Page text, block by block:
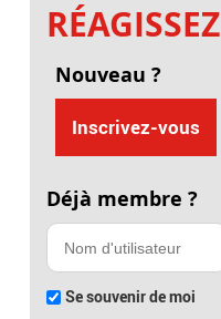
RÉAGISSEZ
Nouveau ?
Inscrivez-vous
Déjà membre ?
Se souvenir de moi